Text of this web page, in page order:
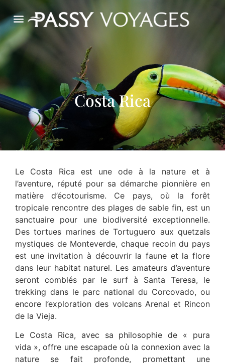
Costa Rica
Le Costa Rica est une ode à la nature et à
l’aventure, réputé pour sa démarche pionnière en
matière d’écotourisme. Ce pays, où la forêt
tropicale rencontre des plages de sable fin, est un
sanctuaire pour une biodiversité exceptionnelle.
Des tortues marines de Tortuguero aux quetzals
mystiques de Monteverde, chaque recoin du pays
est une invitation à découvrir la faune et la flore
dans leur habitat naturel. Les amateurs d’aventure
seront comblés par le surf à Santa Teresa, le
trekking dans le parc national du Corcovado, ou
encore l’exploration des volcans Arenal et Rincon
de la Vieja.
Le Costa Rica, avec sa philosophie de « pura
vida », offre une escapade où la connexion avec la
nature se fait profonde, promettant une